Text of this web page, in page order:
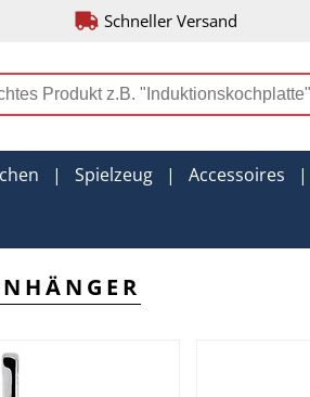
Schneller Versand
| Spielzeug | Accessoires |